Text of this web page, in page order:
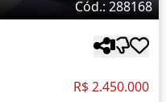
Cód.: 288168
R$ 2.450.000